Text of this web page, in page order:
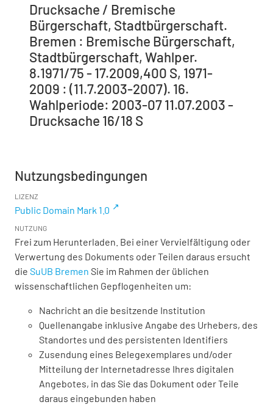
Drucksache / Bremische
Bürgerschaft, Stadtbürgerschaft.
Bremen : Bremische Bürgerschaft,
Stadtbürgerschaft, Wahlper.
8.1971/75 - 17.2009,400 S, 1971-
2009 : (11.7.2003-2007). 16.
Wahlperiode: 2003-07 11.07.2003 -
Drucksache 16/18 S
Nutzungsbedingungen
LIZENZ
Public Domain Mark 1.0
NUTZUNG
Frei zum Herunterladen. Bei einer Vervielfältigung oder
Verwertung des Dokuments oder Teilen daraus ersucht
die SuUB Bremen Sie im Rahmen der üblichen
wissenschaftlichen Gepflogenheiten um:
Nachricht an die besitzende Institution
Quellenangabe inklusive Angabe des Urhebers, des
Standortes und des persistenten Identifiers
Zusendung eines Belegexemplares und/oder
Mitteilung der Internetadresse Ihres digitalen
Angebotes, in das Sie das Dokument oder Teile
daraus eingebunden haben